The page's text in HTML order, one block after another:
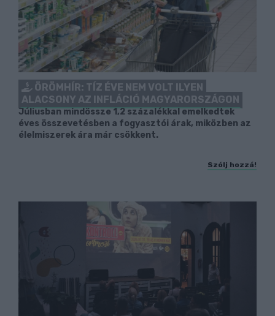
ÖRÖMHÍR: TÍZ ÉVE NEM VOLT ILYEN
ALACSONY AZ INFLÁCIÓ MAGYARORSZÁGON
Júliusban mindössze 1,2 százalékkal emelkedtek
éves összevetésben a fogyasztói árak, miközben az
élelmiszerek ára már csökkent.
Szólj hozzá!